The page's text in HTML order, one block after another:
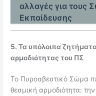
αλλαγές για τους
Εκπαίδευσης
5. Τα υπόλοιπα
αρμοδιότητας του ΠΣ
Το Πυροσβεστικό Σώμα
θεσμική αρμοδιότητα: